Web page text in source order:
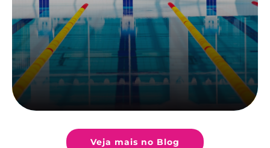
Veja mais no Blog